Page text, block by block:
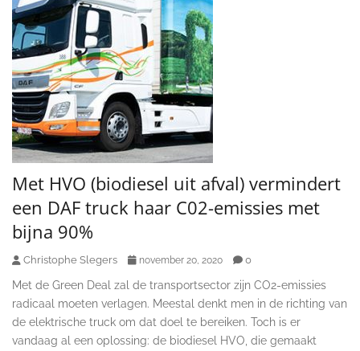
Met HVO (biodiesel uit afval) vermindert
een DAF truck haar C02-emissies met
bijna 90%
Christophe Slegers november 20, 2020 0
Met de Green Deal zal de transportsector zijn CO2-emissies
radicaal moeten verlagen. Meestal denkt men in de richting van
de elektrische truck om dat doel te bereiken. Toch is er
vandaag al een oplossing: de biodiesel HVO, die gemaakt